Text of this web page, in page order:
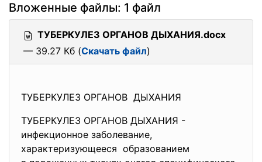
Вложенные файлы: 1 файл
ТУБЕРКУЛЕЗ ОРГАНОВ ДЫХАНИЯ.docx
— 39.27 Кб (Скачать файл)
ТУБЕРКУЛЕЗ ОРГАНОВ ДЫХАНИЯ
ТУБЕРКУЛЕЗ ОРГАНОВ ДЫХАНИЯ -
инфекционное заболевание,
характеризующееся образованием